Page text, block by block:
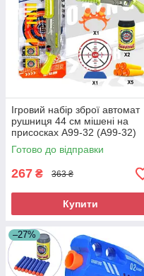
Ігровий набір зброї автомат
рушниця 44 см мішені на
присосках A99-32 (A99-32)
Готово до відправки
267 ₴ 363 ₴
Купити
–27%